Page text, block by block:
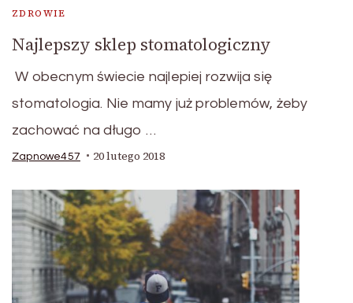
ZDROWIE
Najlepszy sklep stomatologiczny
W obecnym świecie najlepiej rozwija się
stomatologia. Nie mamy już problemów, żeby
zachować na długo …
Zapnowe457 20 lutego 2018